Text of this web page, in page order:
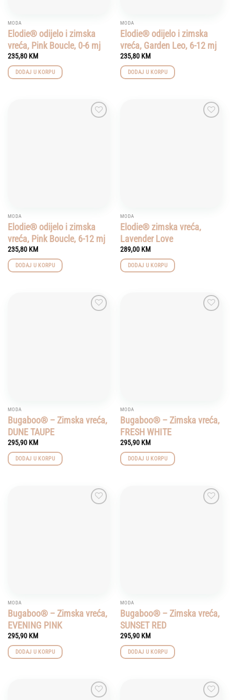
MODA
Elodie® odijelo i zimska
vreća, Pink Boucle, 0-6 mj
235,80 KM
DODAJ U KORPU
MODA
Elodie® odijelo i zimska
vreća, Garden Leo, 6-12 mj
235,80 KM
DODAJ U KORPU
MODA
Elodie® odijelo i zimska
vreća, Pink Boucle, 6-12 mj
235,80 KM
DODAJ U KORPU
MODA
Elodie® zimska vreća,
Lavender Love
289,00 KM
DODAJ U KORPU
MODA
Bugaboo® – Zimska vreća,
DUNE TAUPE
295,90 KM
DODAJ U KORPU
MODA
Bugaboo® – Zimska vreća,
FRESH WHITE
295,90 KM
DODAJ U KORPU
MODA
Bugaboo® – Zimska vreća,
EVENING PINK
295,90 KM
DODAJ U KORPU
MODA
Bugaboo® – Zimska vreća,
SUNSET RED
295,90 KM
DODAJ U KORPU